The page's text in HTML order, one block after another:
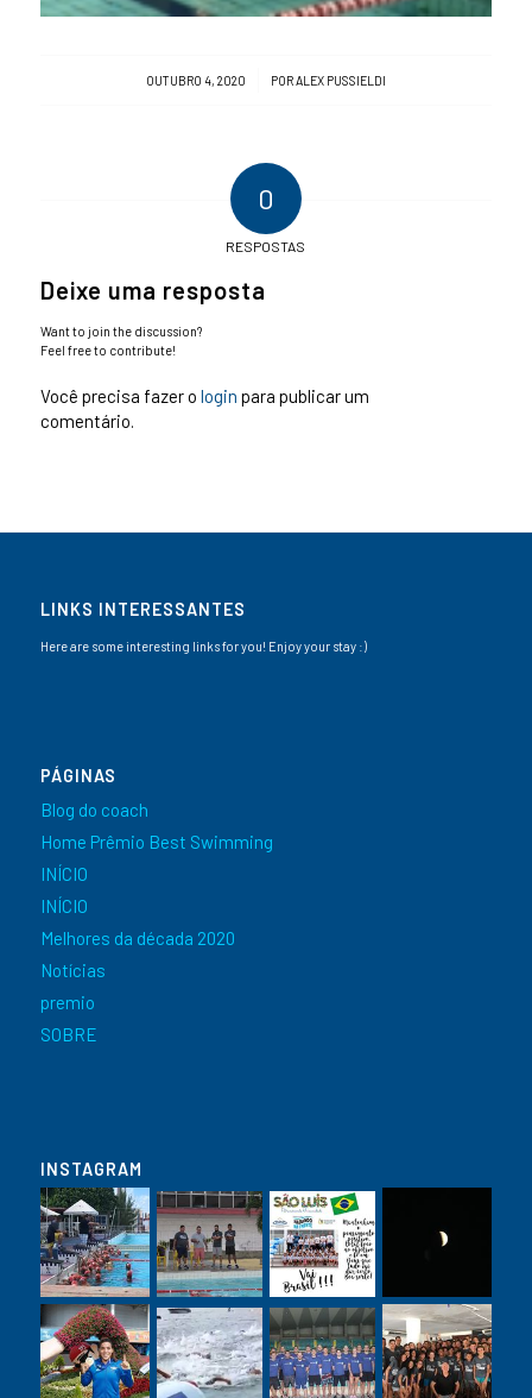
OUTUBRO 4, 2020
/ POR ALEX PUSSIELDI
0
RESPOSTAS
Deixe uma resposta
Want to join the discussion?
Feel free to contribute!
Você precisa fazer o login para publicar um
comentário.
LINKS INTERESSANTES
Here are some interesting links for you! Enjoy your stay :)
PÁGINAS
Blog do coach
Home Prêmio Best Swimming
INÍCIO
INÍCIO
Melhores da década 2020
Notícias
premio
SOBRE
INSTAGRAM